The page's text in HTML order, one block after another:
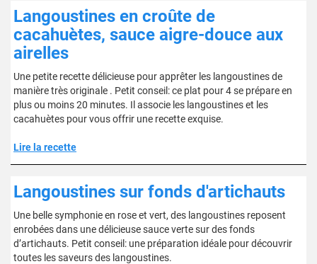
Langoustines en croûte de
cacahuètes, sauce aigre-douce aux
airelles
Une petite recette délicieuse pour apprêter les langoustines de
manière très originale . Petit conseil: ce plat pour 4 se prépare en
plus ou moins 20 minutes. Il associe les langoustines et les
cacahuètes pour vous offrir une recette exquise.
Lire la recette
Langoustines sur fonds d'artichauts
Une belle symphonie en rose et vert, des langoustines reposent
enrobées dans une délicieuse sauce verte sur des fonds
d’artichauts. Petit conseil: une préparation idéale pour découvrir
toutes les saveurs des langoustines.